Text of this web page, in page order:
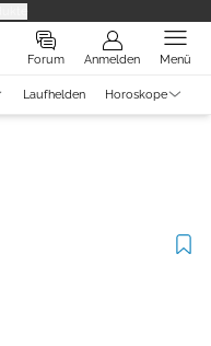
Forum Anmelden Menü
Laufhelden Horoskope